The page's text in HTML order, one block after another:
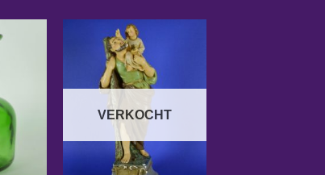
VERKOCHT